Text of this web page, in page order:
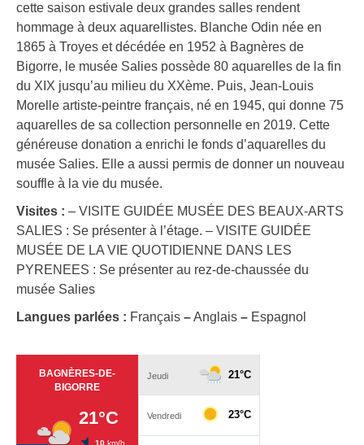
cette saison estivale deux grandes salles rendent
hommage à deux aquarellistes. Blanche Odin née en
1865 à Troyes et décédée en 1952 à Bagnères de
Bigorre, le musée Salies possède 80 aquarelles de la fin
du XIX jusqu’au milieu du XXème. Puis, Jean-Louis
Morelle artiste-peintre français, né en 1945, qui donne 75
aquarelles de sa collection personnelle en 2019. Cette
généreuse donation a enrichi le fonds d’aquarelles du
musée Salies. Elle a aussi permis de donner un nouveau
souffle à la vie du musée.
Visites : – VISITE GUIDÉE MUSÉE DES BEAUX-ARTS
SALIES : Se présenter à l’étage. – VISITE GUIDÉE
MUSÉE DE LA VIE QUOTIDIENNE DANS LES
PYRENEES : Se présenter au rez-de-chaussée du
musée Salies
Langues parlées : Français –Anglais – Espagnol